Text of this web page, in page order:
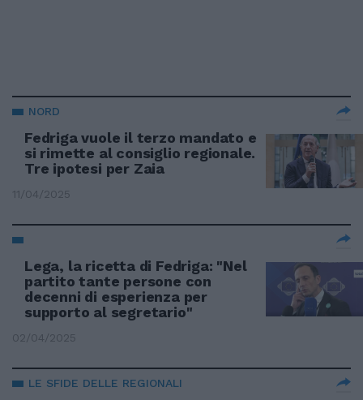
NORD
Fedriga vuole il terzo mandato e
si rimette al consiglio regionale.
Tre ipotesi per Zaia
11/04/2025
Lega, la ricetta di Fedriga: "Nel
partito tante persone con
decenni di esperienza per
supporto al segretario"
02/04/2025
LE SFIDE DELLE REGIONALI